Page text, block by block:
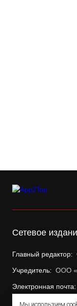
Сетевое
Главный редактор:
Учредитель: ООО
Электронная почта:
Мы используем